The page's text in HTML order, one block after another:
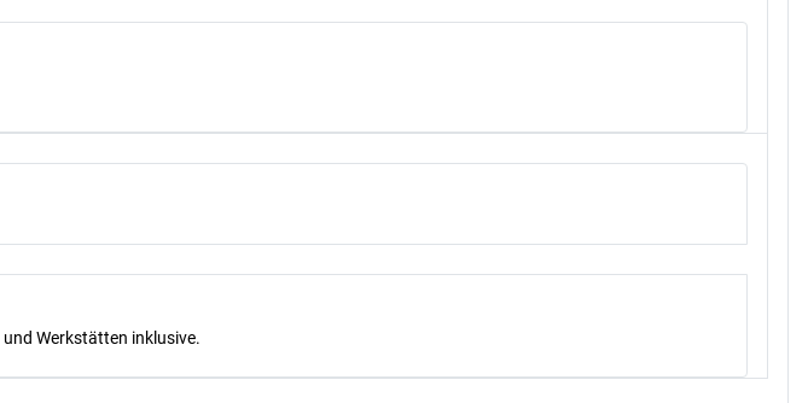
Werkstätten inklusive.